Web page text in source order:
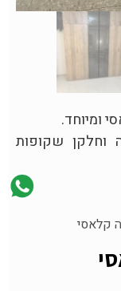
ומיוחד.
וחלקן שקופות
קלאסי